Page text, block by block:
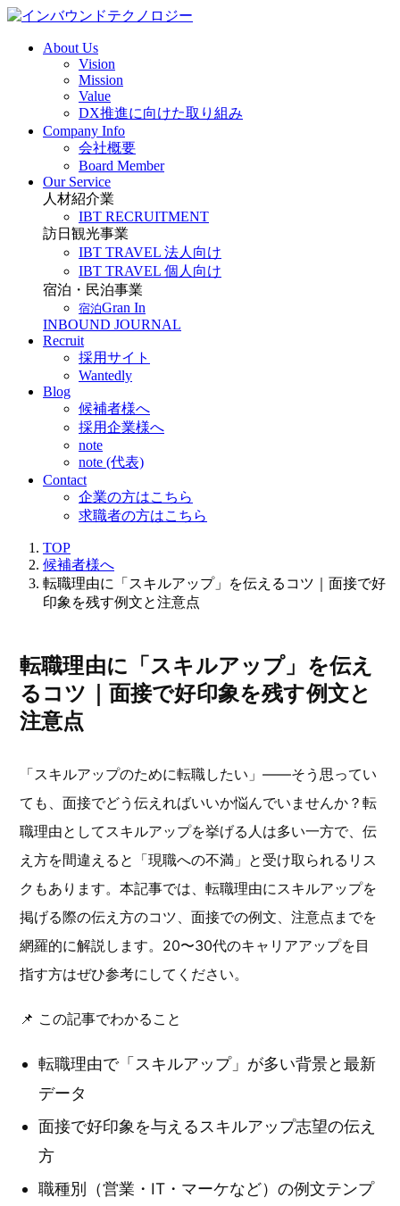
About Us
Vision
Mission
Value
DX推進に向けた取り組み
Company Info
会社概要
Board Member
Our Service
人材紹介業
IBT RECRUITMENT
訪日観光事業
IBT TRAVEL 法人向け
IBT TRAVEL 個人向け
宿泊・民泊事業
宿泊Gran In
INBOUND JOURNAL
Recruit
採用サイト
Wantedly
Blog
候補者様へ
採用企業様へ
note
note (代表)
Contact
企業の方はこちら
求職者の方はこちら
TOP
候補者様へ
転職理由に「スキルアップ」を伝えるコツ｜面接で好
印象を残す例文と注意点
転職理由に「スキルアップ」を伝え
るコツ｜面接で好印象を残す例文と
注意点
「スキルアップのために転職したい」——そう思ってい
ても、面接でどう伝えればいいか悩んでいませんか？転
職理由としてスキルアップを挙げる人は多い一方で、伝
え方を間違えると「現職への不満」と受け取られるリス
クもあります。本記事では、転職理由にスキルアップを
掲げる際の伝え方のコツ、面接での例文、注意点までを
網羅的に解説します。20〜30代のキャリアアップを目
指す方はぜひ参考にしてください。
📌 この記事でわかること
転職理由で「スキルアップ」が多い背景と最新
データ
面接で好印象を与えるスキルアップ志望の伝え
方
職種別（営業・IT・マーケなど）の例文テンプ